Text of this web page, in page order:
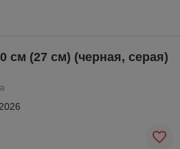
см (27 см) (черная, серая)